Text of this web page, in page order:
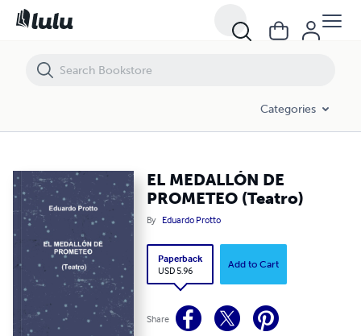
Categories
EL MEDALLÓN DE
PROMETEO (Teatro)
By Eduardo Protto
Paperback
USD 5.96
Add to Cart
Share
EL MEDALLÓN DE PROMETEO (Teatro)